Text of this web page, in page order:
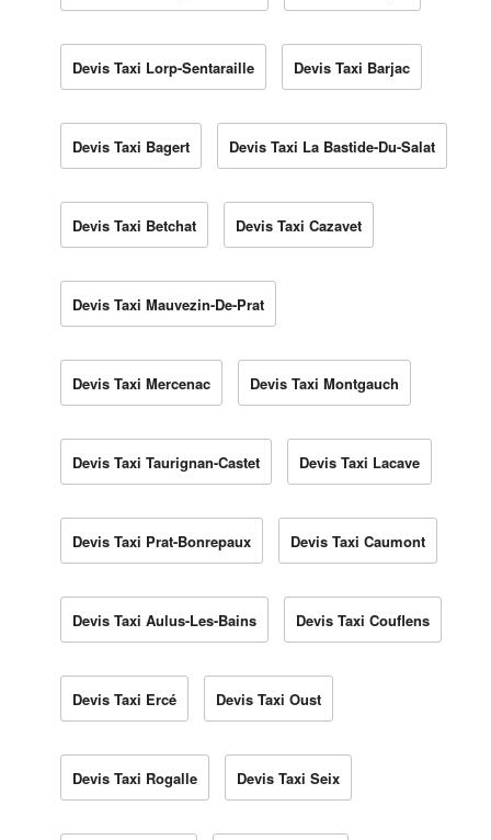
Devis Taxi Lorp-Sentaraille Devis Taxi Barjac
Devis Taxi Bagert Devis Taxi La Bastide-Du-Salat
Devis Taxi Betchat Devis Taxi Cazavet
Devis Taxi Mauvezin-De-Prat
Devis Taxi Mercenac Devis Taxi Montgauch
Devis Taxi Taurignan-Castet Devis Taxi Lacave
Devis Taxi Prat-Bonrepaux Devis Taxi Caumont
Devis Taxi Aulus-Les-Bains Devis Taxi Couflens
Devis Taxi Ercé Devis Taxi Oust
Devis Taxi Rogalle Devis Taxi Seix